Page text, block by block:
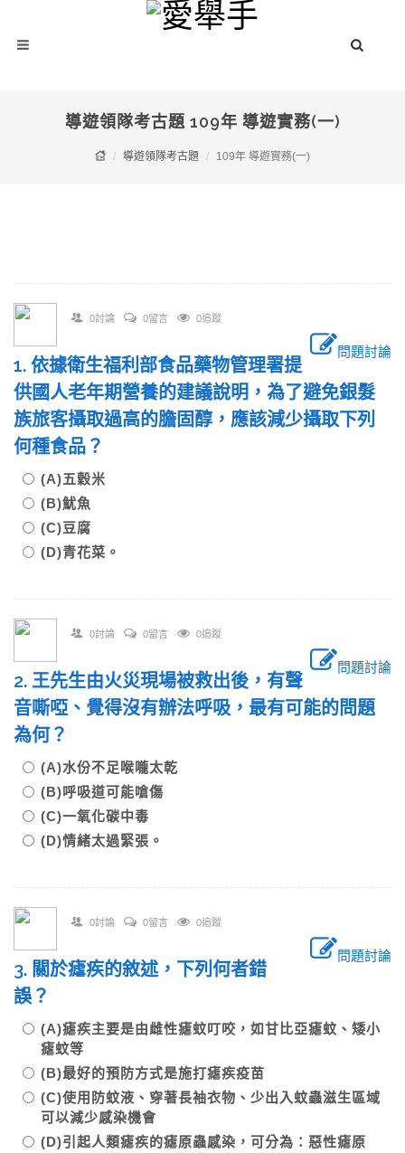
導遊領隊考古題 109年 導遊實務(一)
導遊領隊考古題 109年 導遊實務(一)
0討論 0留言 0追蹤
問題討論
1. 依據衛生福利部食品藥物管理署提
供國人老年期營養的建議說明，為了避免銀髮
族旅客攝取過高的膽固醇，應該減少攝取下列
何種食品？
(A)五穀米
(B)魷魚
(C)豆腐
(D)青花菜。
0討論 0留言 0追蹤
問題討論
2. 王先生由火災現場被救出後，有聲
音嘶啞、覺得沒有辦法呼吸，最有可能的問題
為何？
(A)水份不足喉嚨太乾
(B)呼吸道可能嗆傷
(C)一氧化碳中毒
(D)情緒太過緊張。
0討論 0留言 0追蹤
問題討論
3. 關於瘧疾的敘述，下列何者錯
誤？
(A)瘧疾主要是由雌性瘧蚊叮咬，如甘比亞瘧蚊、矮小
瘧蚊等
(B)最好的預防方式是施打瘧疾疫苗
(C)使用防蚊液、穿著長袖衣物、少出入蚊蟲滋生區域
可以減少感染機會
(D)引起人類瘧疾的瘧原蟲感染，可分為：惡性瘧原